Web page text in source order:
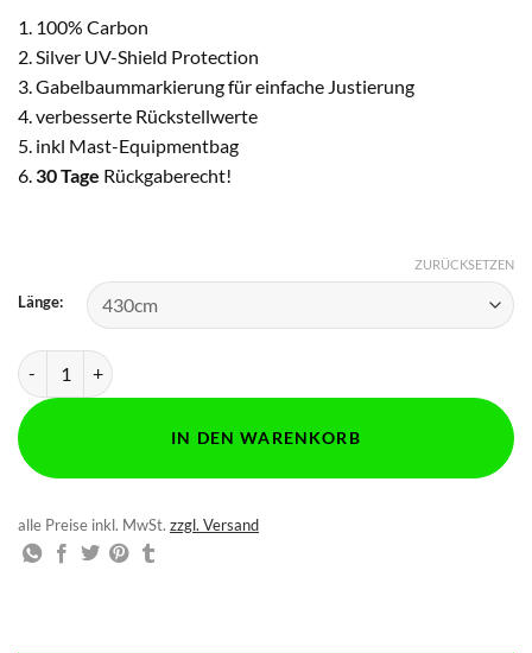
1. 100% Carbon
2. Silver UV-Shield Protection
3. Gabelbaummarkierung für einfache Justierung
4. verbesserte Rückstellwerte
5. inkl Mast-Equipmentbag
6. 30 Tage Rückgaberecht!
Länge:
ZURÜCKSETZEN
enemii Mast SDM 100 Race / Slalom Menge
IN DEN WARENKORB
alle Preise inkl. MwSt. zzgl. Versand